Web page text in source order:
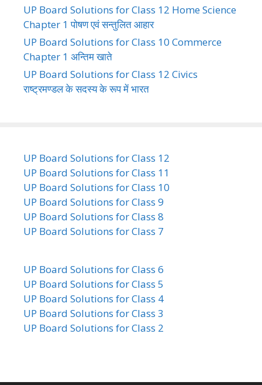
UP Board Solutions for Class 12 Home Science
Chapter 1 पोषण एवं सन्तुलित आहार
UP Board Solutions for Class 10 Commerce
Chapter 1 अन्तिम खाते
UP Board Solutions for Class 12 Civics
राष्ट्रमण्डल के सदस्य के रूप में भारत
UP Board Solutions for Class 12
UP Board Solutions for Class 11
UP Board Solutions for Class 10
UP Board Solutions for Class 9
UP Board Solutions for Class 8
UP Board Solutions for Class 7
UP Board Solutions for Class 6
UP Board Solutions for Class 5
UP Board Solutions for Class 4
UP Board Solutions for Class 3
UP Board Solutions for Class 2